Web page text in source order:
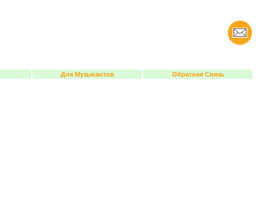
Для Музыкантов Обратная Связь